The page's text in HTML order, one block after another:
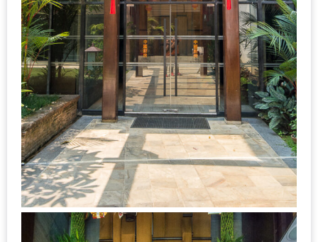
สาว
เหนือ
กับ
สลัด
หนุ่ม
บ้านนา
เมนู
เด็ด
จาก
ANNA
FARM
ที่